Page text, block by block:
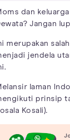
dan
Jangan
merupakan
jendela
laman
prinsip
Kosali).